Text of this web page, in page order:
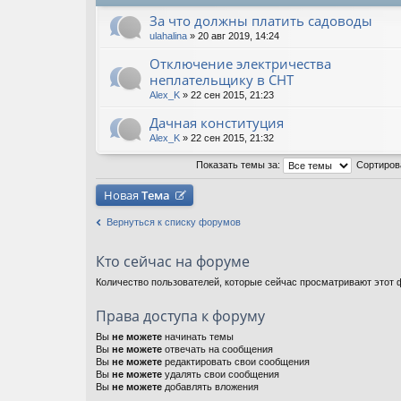
За что должны платить садоводы
ulahalina » 20 авг 2019, 14:24
Отключение электричества
неплательщику в СНТ
Alex_K » 22 сен 2015, 21:23
Дачная конституция
Alex_K » 22 сен 2015, 21:32
Показать темы за:
Новая Тема
Вернуться к списку форумов
Кто сейчас на форуме
Количество пользователей, которые сейчас просматривают
Права доступа к форуму
Вы не можете начинать темы
Вы не можете отвечать на сообщения
Вы не можете редактировать свои сообщения
Вы не можете удалять свои сообщения
Вы не можете добавлять вложения